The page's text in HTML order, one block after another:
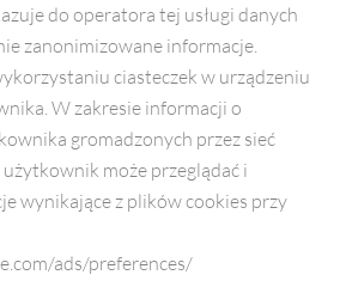
do operatora tej usługi danych
zanonimizowane informacje.
ciasteczek w urządzeniu
W zakresie informacji o
gromadzonych przez sieć
może przeglądać i
wynikające z plików cookies przy
ads/preferences/